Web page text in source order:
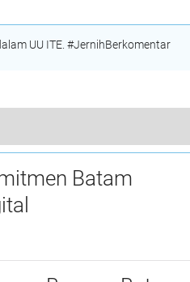
UU ITE. #JernihBerkomentar
Fill di Lokasi Hotel Vista
Batam